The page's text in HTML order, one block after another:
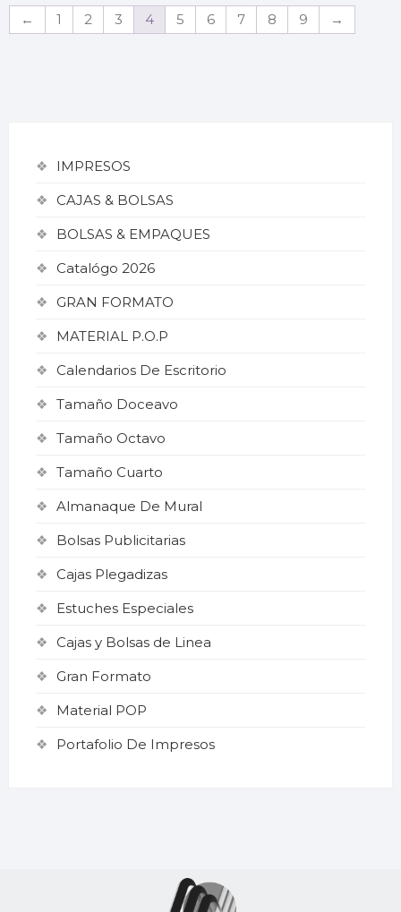
← 1 2 3 4 5 6 7 8 9 →
IMPRESOS
CAJAS & BOLSAS
BOLSAS & EMPAQUES
Catalógo 2026
GRAN FORMATO
MATERIAL P.O.P
Calendarios De Escritorio
Tamaño Doceavo
Tamaño Octavo
Tamaño Cuarto
Almanaque De Mural
Bolsas Publicitarias
Cajas Plegadizas
Estuches Especiales
Cajas y Bolsas de Linea
Gran Formato
Material POP
Portafolio De Impresos